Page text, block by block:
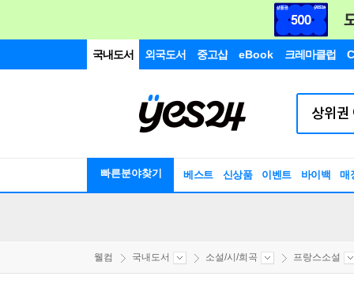
국내도서 외국도서 중고샵 eBook 크레마클럽
빠른분야찾기 베스트 신상품 이벤트 바이백 매
웰컴 국내도서 소설/시/희곡 프랑스소설